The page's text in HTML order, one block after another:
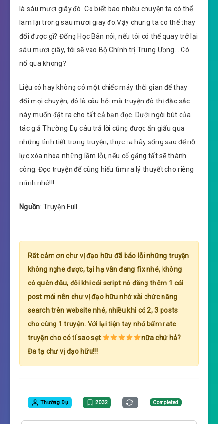
là sáu mươi giây đó. Có biết bao nhiêu chuyện ta có thể
làm lại trong sáu mươi giây đó.Vậy chúng ta có thể thay
đổi được gì? Đổng Học Bân nói, nếu tôi có thể quay trở lại
sáu mươi giây, tôi sẽ vào Bộ Chính trị Trung Ương… Có
nổ quá không?
Liệu có hay không có một chiếc máy thời gian để thay
đổi mọi chuyện, đó là câu hỏi mà truyện đô thị đặc sắc
này muốn đặt ra cho tất cả bạn đọc. Dưới ngòi bút của
tác giả Thường Dụ câu trả lời cũng được ẩn giấu qua
những tình tiết trong truyện, thực ra hãy sống sao để nỗ
lực xóa nhòa những lầm lỗi, nếu cố gắng tất sẽ thành
công. Đọc truyện để cùng hiểu tìm ra lý thuyết cho riêng
mình nhé!!!
Nguồn: Truyện Full
Rất cảm ơn chư vị đạo hữu đã báo lỗi những truyện
không nghe được, tại hạ vẫn đang fix nhé, không
có quên đâu, đôi khi cái script nó đăng thêm 1 cái
post mới nên chư vị đạo hữu nhớ xài chức năng
search trên website nhé, nhiều khi có 2, 3 posts
cho cùng 1 truyện. Với lại tiện tay nhớ bấm rate
truyện cho có tí sao sẹt
nữa chứ hả?
Đa tạ chư vị đạo hữu!!!
Thường Dụ 2032 Completed